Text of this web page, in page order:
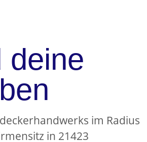
deine
im Radius
in 21423